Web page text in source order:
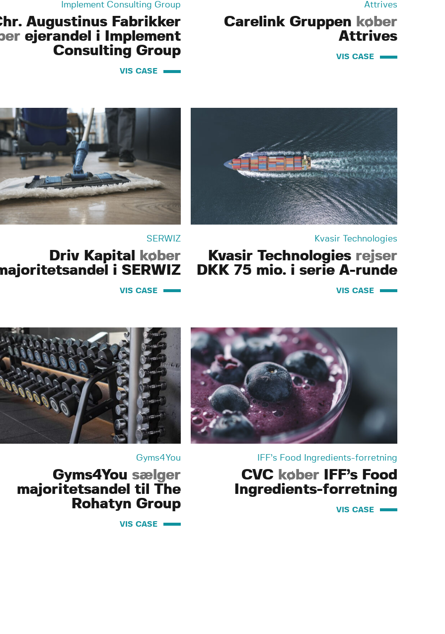
Implement Consulting Group
Augustinus Fabrikker
ejerandel i Implement
Consulting Group
VIS CASE
Attrives
Carelink Gruppen køber
Attrives
VIS CASE
SERWIZ
Driv Kapital
køber
i SERWIZ
VIS CASE
Kvasir Technologies
Kvasir Technologies rejser
DKK 75 mio. i serie A-runde
VIS CASE
Gyms4You
Gyms4You sælger
majoritetsandel til The
Rohatyn Group
VIS CASE
IFF’s Food Ingredients-forretning
CVC køber IFF’s Food
Ingredients-forretning
VIS CASE